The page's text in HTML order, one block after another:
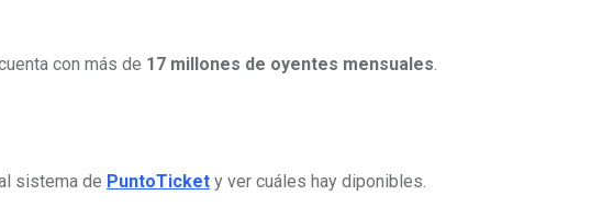
con más de 17 millones de oyentes mensuales.
sistema de PuntoTicket y ver cuáles hay diponibles.